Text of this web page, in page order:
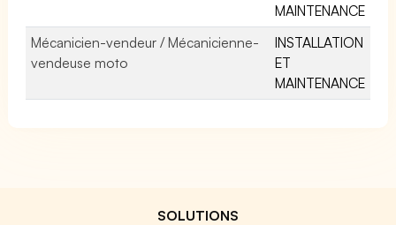
MAINTENANCE
Mécanicien-vendeur / Mécanicienne-
vendeuse moto
INSTALLATION
ET
MAINTENANCE
SOLUTIONS